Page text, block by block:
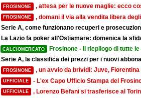
FROSINONE , attesa per le nuove maglie: ecco
FROSINONE , domani il via alla vendita libera
Serie A, come funzionano recuperi e
La Lazio fa poker all'Ostiamare: domenica la
CALCIOMERCATO Frosinone - Il riepilogo di tutte
Serie A, la classifica dei prezzi per i nuovi
FROSINONE , un avvio da brividi: Juve,
UFFICIALE - L'ex Capo Ufficio Stampa del
UFFICIALE , Lorenzo Befani si trasferisce al